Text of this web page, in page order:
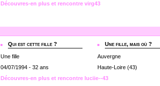
Découvres-en plus et rencontre virg43
Qui est cette fille ?
Une fille
04/07/1994 - 32 ans
Une fille, mais où ?
Auvergne
Haute-Loire (43)
Découvres-en plus et rencontre luciie--43